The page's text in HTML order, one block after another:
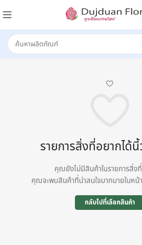
รายการสิ่งที่อยากได้นี้
คุณยังไม่มีสินค้าในรายการสิ่ง
คุณจะพบสินค้าที่น่าสนใจมากมายในหน้
กลับไปที่เลือกสินค้า